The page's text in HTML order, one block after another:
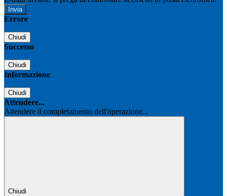
Errore
Chiudi
Successo
Chiudi
Informazione
Chiudi
Attendere...
Attendere il completamento dell'operazione...
Chiudi